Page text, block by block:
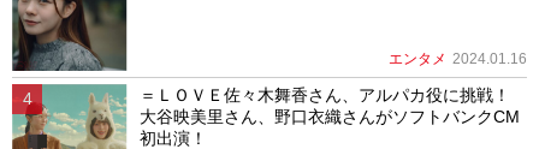
エンタメ 2024.01.16
＝ＬＯＶＥ佐々木舞香さん、アルパカ役に挑戦！
大谷映美里さん、野口衣織さんがソフトバンクCM
初出演！